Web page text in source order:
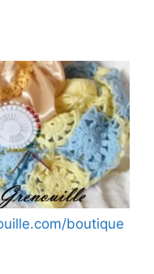
boutique